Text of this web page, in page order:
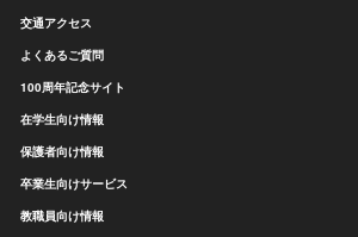
交通アクセス
よくあるご質問
100周年記念サイト
在学生向け情報
保護者向け情報
卒業生向けサービス
教職員向け情報